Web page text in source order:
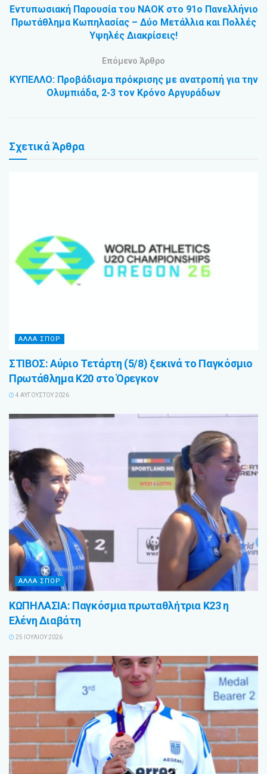
Εντυπωσιακή Παρουσία του ΝΑΟΚ στο 91ο Πανελλήνιο
Πρωτάθλημα Κωπηλασίας – Δύο Μετάλλια και Πολλές
Υψηλές Διακρίσεις!
Επόμενο Άρθρο
ΚΥΠΕΛΛΟ: Προβάδισμα πρόκρισης με ανατροπή για την
Ολυμπιάδα, 2-3 τον Κρόνο Αργυράδων
ΣχετικάΆρθρα
ΑΛΛΑ ΣΠΟΡ
ΣΤΙΒΟΣ: Αύριο Τετάρτη (5/8) ξεκινά το Παγκόσμιο
Πρωτάθλημα Κ20 στο Όρεγκον
4 ΑΥΓΟΎΣΤΟΥ 2026
ΑΛΛΑ ΣΠΟΡ
ΚΩΠΗΛΑΣΙΑ: Παγκόσμια πρωταθλήτρια Κ23 η
Ελένη Διαβάτη
25 ΙΟΥΛΊΟΥ 2026